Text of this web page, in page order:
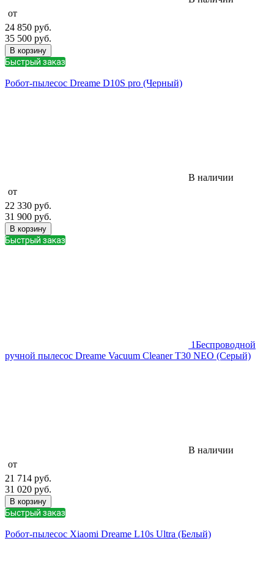
от
24 850 руб.
35 500 руб.
В корзину
Быстрый заказ
Робот-пылесос Dreame D10S pro (Черный)
В наличии
от
22 330 руб.
31 900 руб.
В корзину
Быстрый заказ
1Беспроводной
ручной пылесос Dreame Vacuum Cleaner T30 NEO (Серый)
В наличии
от
21 714 руб.
31 020 руб.
В корзину
Быстрый заказ
Робот-пылесос Xiaomi Dreame L10s Ultra (Белый)